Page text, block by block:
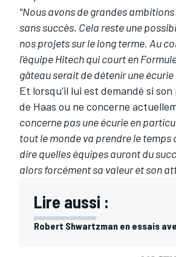
"Nous avons de grandes
sans succès. Cela reste une
nos projets sur le long terme. Au
l'équipe Hitech qui court en
gâteau serait de détenir une
Et lorsqu'il lui est demandé si
de Haas ou ne concerne
concerne pas une écurie en
tout le monde va prendre le
dire quelles équipes auront du
alors forcément sa valeur et son
Lire aussi :
Robert Shwartzman en essais